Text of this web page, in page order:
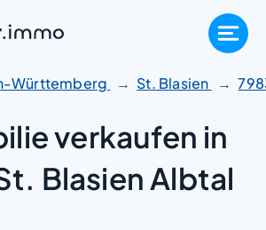
Württemberg St. Blasien
verkaufen in
Blasien Albtal